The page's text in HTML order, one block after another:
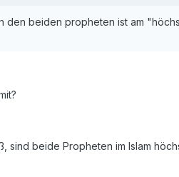
den beiden propheten ist am
sind beide Propheten im Islam